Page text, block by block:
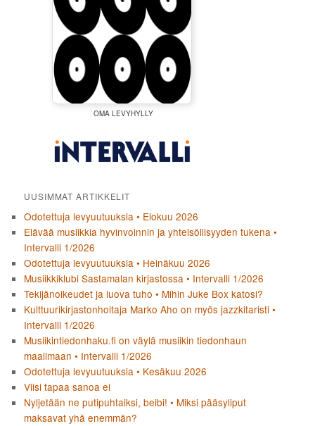
OMA LEVYHYLLY
UUSIMMAT ARTIKKELIT
Odotettuja levyuutuuksia • Elokuu 2026
Elävää musiikkia hyvinvoinnin ja yhteisöllisyyden tukena •
Intervalli 1/2026
Odotettuja levyuutuuksia • Heinäkuu 2026
Musiikkiklubi Sastamalan kirjastossa • Intervalli 1/2026
Tekijänoikeudet ja luova tuho • Mihin Juke Box katosi?
Kulttuurikirjastonhoitaja Marko Aho on myös jazzkitaristi •
Intervalli 1/2026
Musiikintiedonhaku.fi on väylä musiikin tiedonhaun
maailmaan • Intervalli 1/2026
Odotettuja levyuutuuksia • Kesäkuu 2026
Viisi tapaa sanoa ei
Nyljetään ne putipuhtaiksi, beibi! • Miksi pääsyliput
maksavat yhä enemmän?